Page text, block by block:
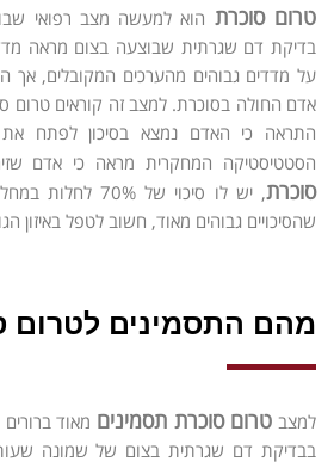
טרום סוכרת הוא למעשה מצב רפואי
בדיקת דם שגרתית שבוצעה בצום מראה
על מדדים גבוהים מהערכים המקובלים, אך
אדם החולה בסוכרת. למצב זה קוראים טרום
התראה כי האדם נמצא בסיכון לפתח
הסטטיסטיקה המחקרית מראה כי אדם
סוכרת
, יש לו סיכוי של
שהסיכויים גבוהים מאוד, חשוב לטפל באיזון
מהם התסמינים לטרום
למצב טרום סוכרת תסמינים מאוד
בבדיקת דם שגרתית בצום של שמונה